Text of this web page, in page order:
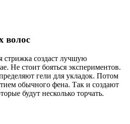
волос
стрижка создаст лучшую
Не стоит бояться экспериментов.
гели для укладок. Потом
обычного фена. Так и создают
будут несколько торчать.